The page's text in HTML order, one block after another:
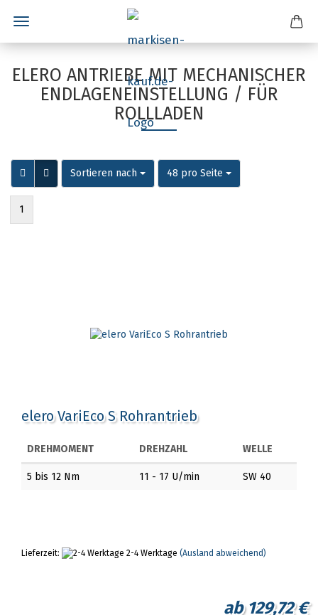
ELERO ANTRIEBE MIT MECHANISCHER
ENDLAGENEINSTELLUNG / FÜR
ROLLLADEN
Sortieren nach
Sortieren nach 48 pro Seite
pro Seite
1
elero VariEco S Rohrantrieb
DREHMOMENT DREHZAHL WELLE
5 bis 12 Nm 11 - 17 U/min SW 40
Lieferzeit: 2-4 Werktage (Ausland abweichend)
ab 129,72 €